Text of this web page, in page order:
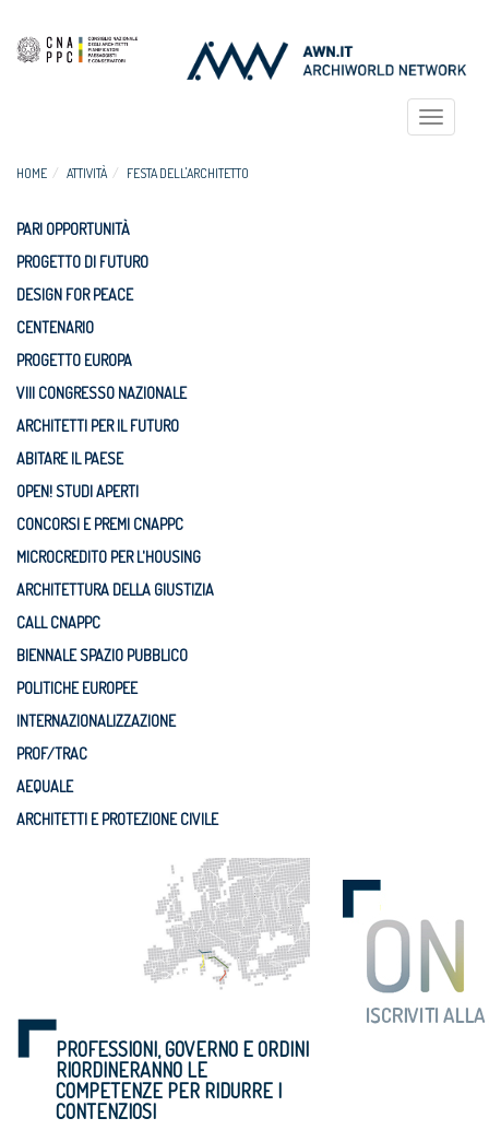
Toggle
HOME ATTIVITÀ FESTA DELL'ARCHITETTO
PARI OPPORTUNITÀ
PROGETTO DI FUTURO
DESIGN FOR PEACE
CENTENARIO
PROGETTO EUROPA
VIII CONGRESSO NAZIONALE
ARCHITETTI PER IL FUTURO
ABITARE IL PAESE
OPEN! STUDI APERTI
CONCORSI E PREMI CNAPPC
MICROCREDITO PER L'HOUSING
ARCHITETTURA DELLA GIUSTIZIA
CALL CNAPPC
BIENNALE SPAZIO PUBBLICO
POLITICHE EUROPEE
INTERNAZIONALIZZAZIONE
PROF/TRAC
AEQUALE
ARCHITETTI E PROTEZIONE CIVILE
PROFESSIONI, GOVERNO E ORDINI
RIORDINERANNO LE
COMPETENZE PER RIDURRE I
CONTENZIOSI